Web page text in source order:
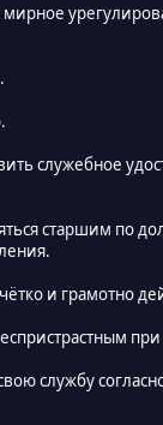
служебное
старшим по
и грамотно
службу